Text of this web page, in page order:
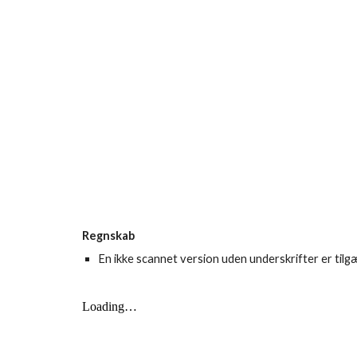
Regnskab
En ikke scannet version uden underskrifter er